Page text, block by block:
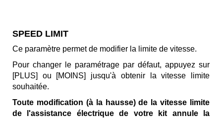
SPEED LIMIT
Ce paramètre permet de modifier la limite de vitesse.
Pour changer le paramétrage par défaut, appuyez sur
[PLUS] ou [MOINS] jusqu'à obtenir la vitesse limite
souhaitée.
Toute modification (à la hausse) de la vitesse limite
de l'assistance électrique de votre kit annule la